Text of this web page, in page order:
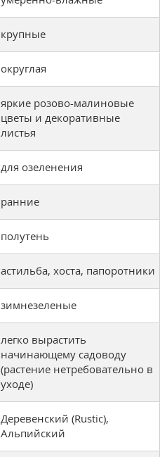
крупные
округлая
яркие розово-малиновые
цветы и декоративные
листья
для озеленения
ранние
полутень
астильба, хоста, папоротники
зимнезеленые
легко вырастить
начинающему садоводу
(растение нетребовательно в
уходе)
Деревенский (Rustic),
Альпийский